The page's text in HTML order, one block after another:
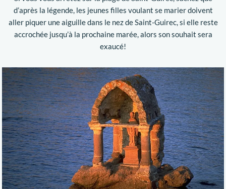
d’après la légende, les jeunes filles voulant se marier doivent
aller piquer une aiguille dans le nez de Saint-Guirec, si elle reste
accrochée jusqu’à la prochaine marée, alors son souhait sera
exaucé!